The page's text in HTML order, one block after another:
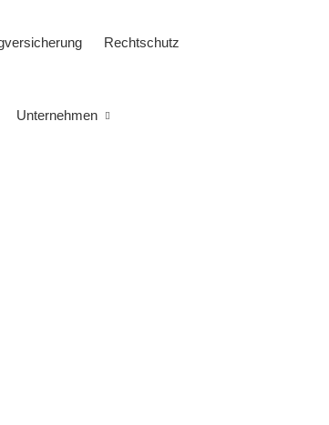
Rechtschutz
Unternehmen